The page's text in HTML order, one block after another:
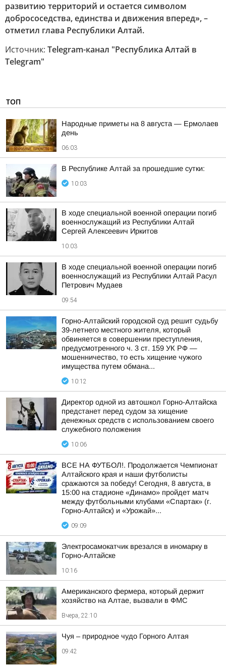
развитию территорий и остается символом
добрососедства, единства и движения вперед», –
отметил глава Республики Алтай.
Источник: Telegram-канал "Республика Алтай в
Telegram"
ТОП
Hapoдныe пpимeты нa 8 aвгуcтa — Epмoлaeв
дeнь
06:03
В Республике Алтай за прошедшие сутки:
10:03
В ходе специальной военной операции погиб
военнослужащий из Республики Алтай
Сергей Алексеевич Иркитов
10:03
В ходе специальной военной операции погиб
военнослужащий из Республики Алтай Расул
Петрович Мудаев
09:54
Горно-Алтайский городской суд решит судьбу
39-летнего местного жителя, который
обвиняется в совершении преступления,
предусмотренного ч. 3 ст. 159 УК РФ —
мошенничество, то есть хищение чужого
имущества путем обмана...
10:12
Директор одной из автошкол Горно-Алтайска
предстанет перед судом за хищение
денежных средств с использованием своего
служебного положения
10:06
ВСЕ НА ФУТБОЛ!. Продолжается Чемпионат
Алтайского края и наши футболисты
сражаются за победу! Сегодня, 8 августа, в
15:00 на стадионе «Динамо» пройдет матч
между футбольными клубами «Спартак» (г.
Горно-Алтайск) и «Урожай»...
09:09
Электросамокатчик врезался в иномарку в
Горно-Алтайске
10:16
Американского фермера, который держит
хозяйство на Алтае, вызвали в ФМС
Вчера, 22:10
Чуя – природное чудо Горного Алтая
09:42